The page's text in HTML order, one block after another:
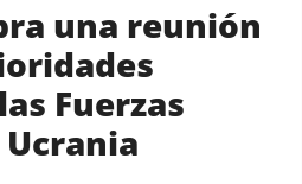
una reunión
Fuerzas